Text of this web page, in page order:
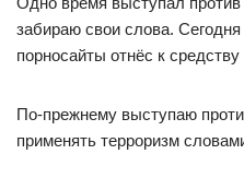
забираю свои слова.
порносайты отнёс к
По-прежнему выступаю
применять терроризм